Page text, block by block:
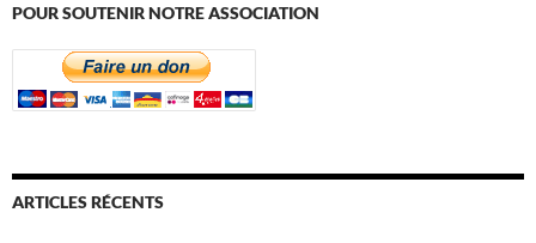
POUR SOUTENIR NOTRE ASSOCIATION
ARTICLES RÉCENTS